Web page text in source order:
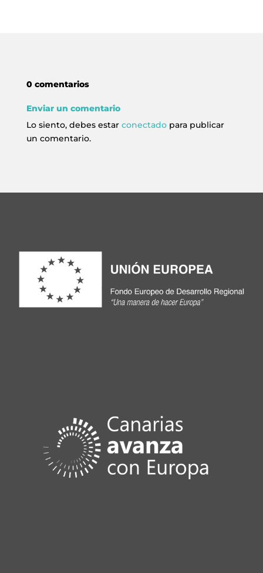
0 comentarios
Enviar un comentario
Lo siento, debes estar conectadopara publicar
un comentario.